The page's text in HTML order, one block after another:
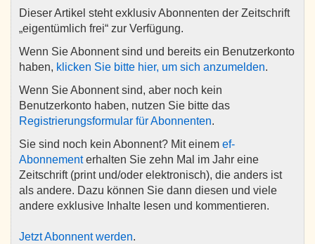
Dieser Artikel steht exklusiv Abonnenten der Zeitschrift
„eigentümlich frei“ zur Verfügung.
Wenn Sie Abonnent sind und bereits ein Benutzerkonto
haben, klicken Sie bitte hier, um sich anzumelden.
Wenn Sie Abonnent sind, aber noch kein
Benutzerkonto haben, nutzen Sie bitte das
Registrierungsformular für Abonnenten.
Sie sind noch kein Abonnent? Mit einem ef-
Abonnementerhalten Sie zehn Mal im Jahr eine
Zeitschrift (print und/oder elektronisch), die anders ist
als andere. Dazu können Sie dann diesen und viele
andere exklusive Inhalte lesen und kommentieren.
Jetzt Abonnent werden.